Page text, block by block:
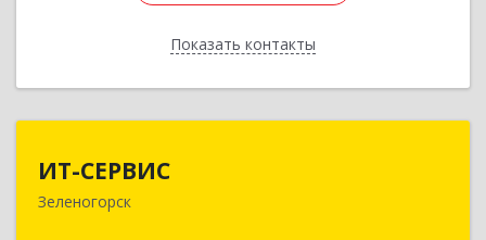
Показать контакты
Назад
ИТ-СЕРВИС
Зеленогорск663690, Красноярский край, Зеленогорск г,